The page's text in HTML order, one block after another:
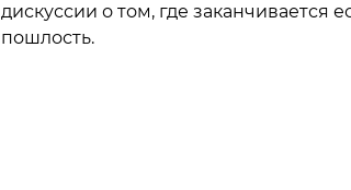
дискуссии о том, где заканчивается
пошлость.